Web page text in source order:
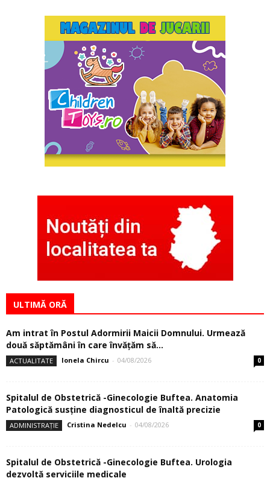
ULTIMĂ ORĂ
Am intrat în Postul Adormirii Maicii Domnului. Urmează
două săptămâni în care învăţăm să...
ACTUALITATE Ionela Chircu - 04/08/2026 0
Spitalul de Obstetrică -Ginecologie Buftea. Anatomia
Patologică susţine diagnosticul de înaltă precizie
ADMINISTRAȚIE Cristina Nedelcu - 04/08/2026 0
Spitalul de Obstetrică -Ginecologie Buftea. Urologia
dezvoltă serviciile medicale